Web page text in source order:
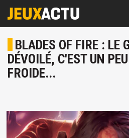
BLADES OF FIRE : LE
DÉVOILÉ, C'EST UN
FROIDE...